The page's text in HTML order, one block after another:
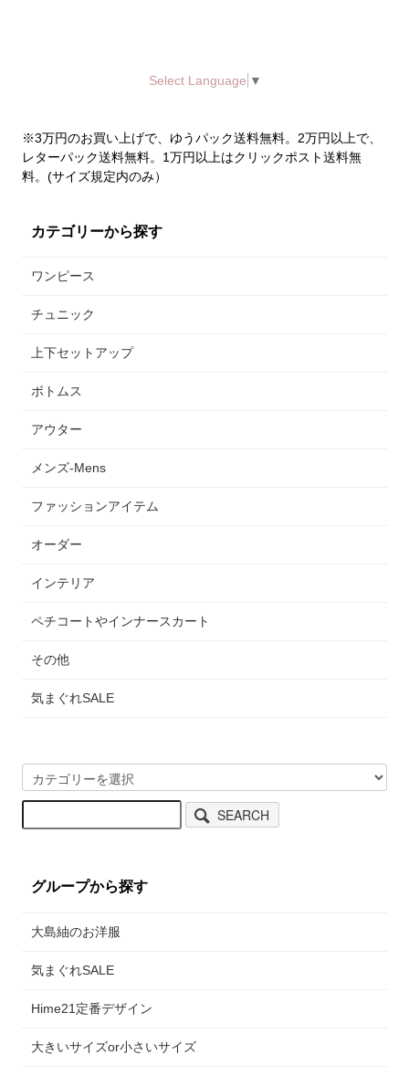
Select Language ▼
※3万円のお買い上げで、ゆうパック送料無料。2万円以上で、
レターパック送料無料。1万円以上はクリックポスト送料無
料。(サイズ規定内のみ）
カテゴリーから探す
ワンピース
チュニック
上下セットアップ
ボトムス
アウター
メンズ-Mens
ファッションアイテム
オーダー
インテリア
ペチコートやインナースカート
その他
気まぐれSALE
SEARCH
グループから探す
大島紬のお洋服
気まぐれSALE
Hime21定番デザイン
大きいサイズor小さいサイズ